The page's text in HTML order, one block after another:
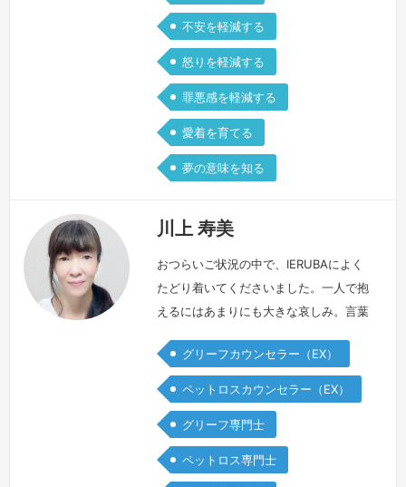
不安を軽減する
怒りを軽減する
罪悪感を軽減する
愛着を育てる
夢の意味を知る
川上 寿美
おつらいご状況の中で、IERUBAによく
たどり着いてくださいました。一人で抱
えるにはあまりにも大きな哀しみ。言葉
れまでの日常が一変するような出来事で
すから、どんなお気持ち、ご状態になら
れても不思議ではありません。つらいけ
れど、苦しいけれど、どんな想いもあな
たの中で生まれた、あなただけの大切な
想い。あなたの想いを、私も大切に聴か
グリーフカウンセラー（EX）
ペットロスカウンセラー（EX）
グリーフ専門士
ペットロス専門士